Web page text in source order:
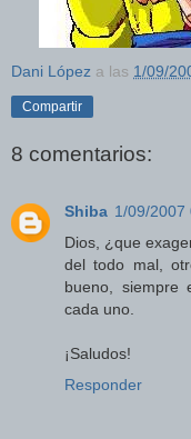
Dani López a las 1/09/
Compartir
8 comentarios:
Shiba 1/09/2007
Dios, ¿que
del todo mal,
bueno, siempre
cada uno.
¡Saludos!
Responder